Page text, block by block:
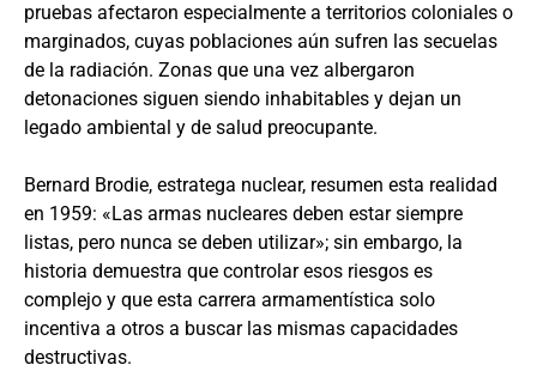
pruebas afectaron especialmente a territorios coloniales o
marginados, cuyas poblaciones aún sufren las secuelas
de la radiación. Zonas que una vez albergaron
detonaciones siguen siendo inhabitables y dejan un
legado ambiental y de salud preocupante.
Bernard Brodie, estratega nuclear, resumen esta realidad
en 1959: «Las armas nucleares deben estar siempre
listas, pero nunca se deben utilizar»; sin embargo, la
historia demuestra que controlar esos riesgos es
complejo y que esta carrera armamentística solo
incentiva a otros a buscar las mismas capacidades
destructivas.